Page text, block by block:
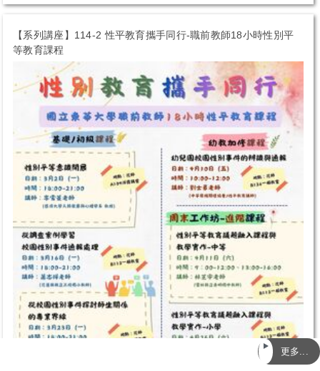
性平教育情境測驗
【系列講座】114-2 性平教育攜手同行-職前教師18小時性別平
等教育課程
更多...